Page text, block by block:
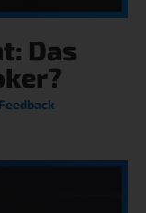
Das